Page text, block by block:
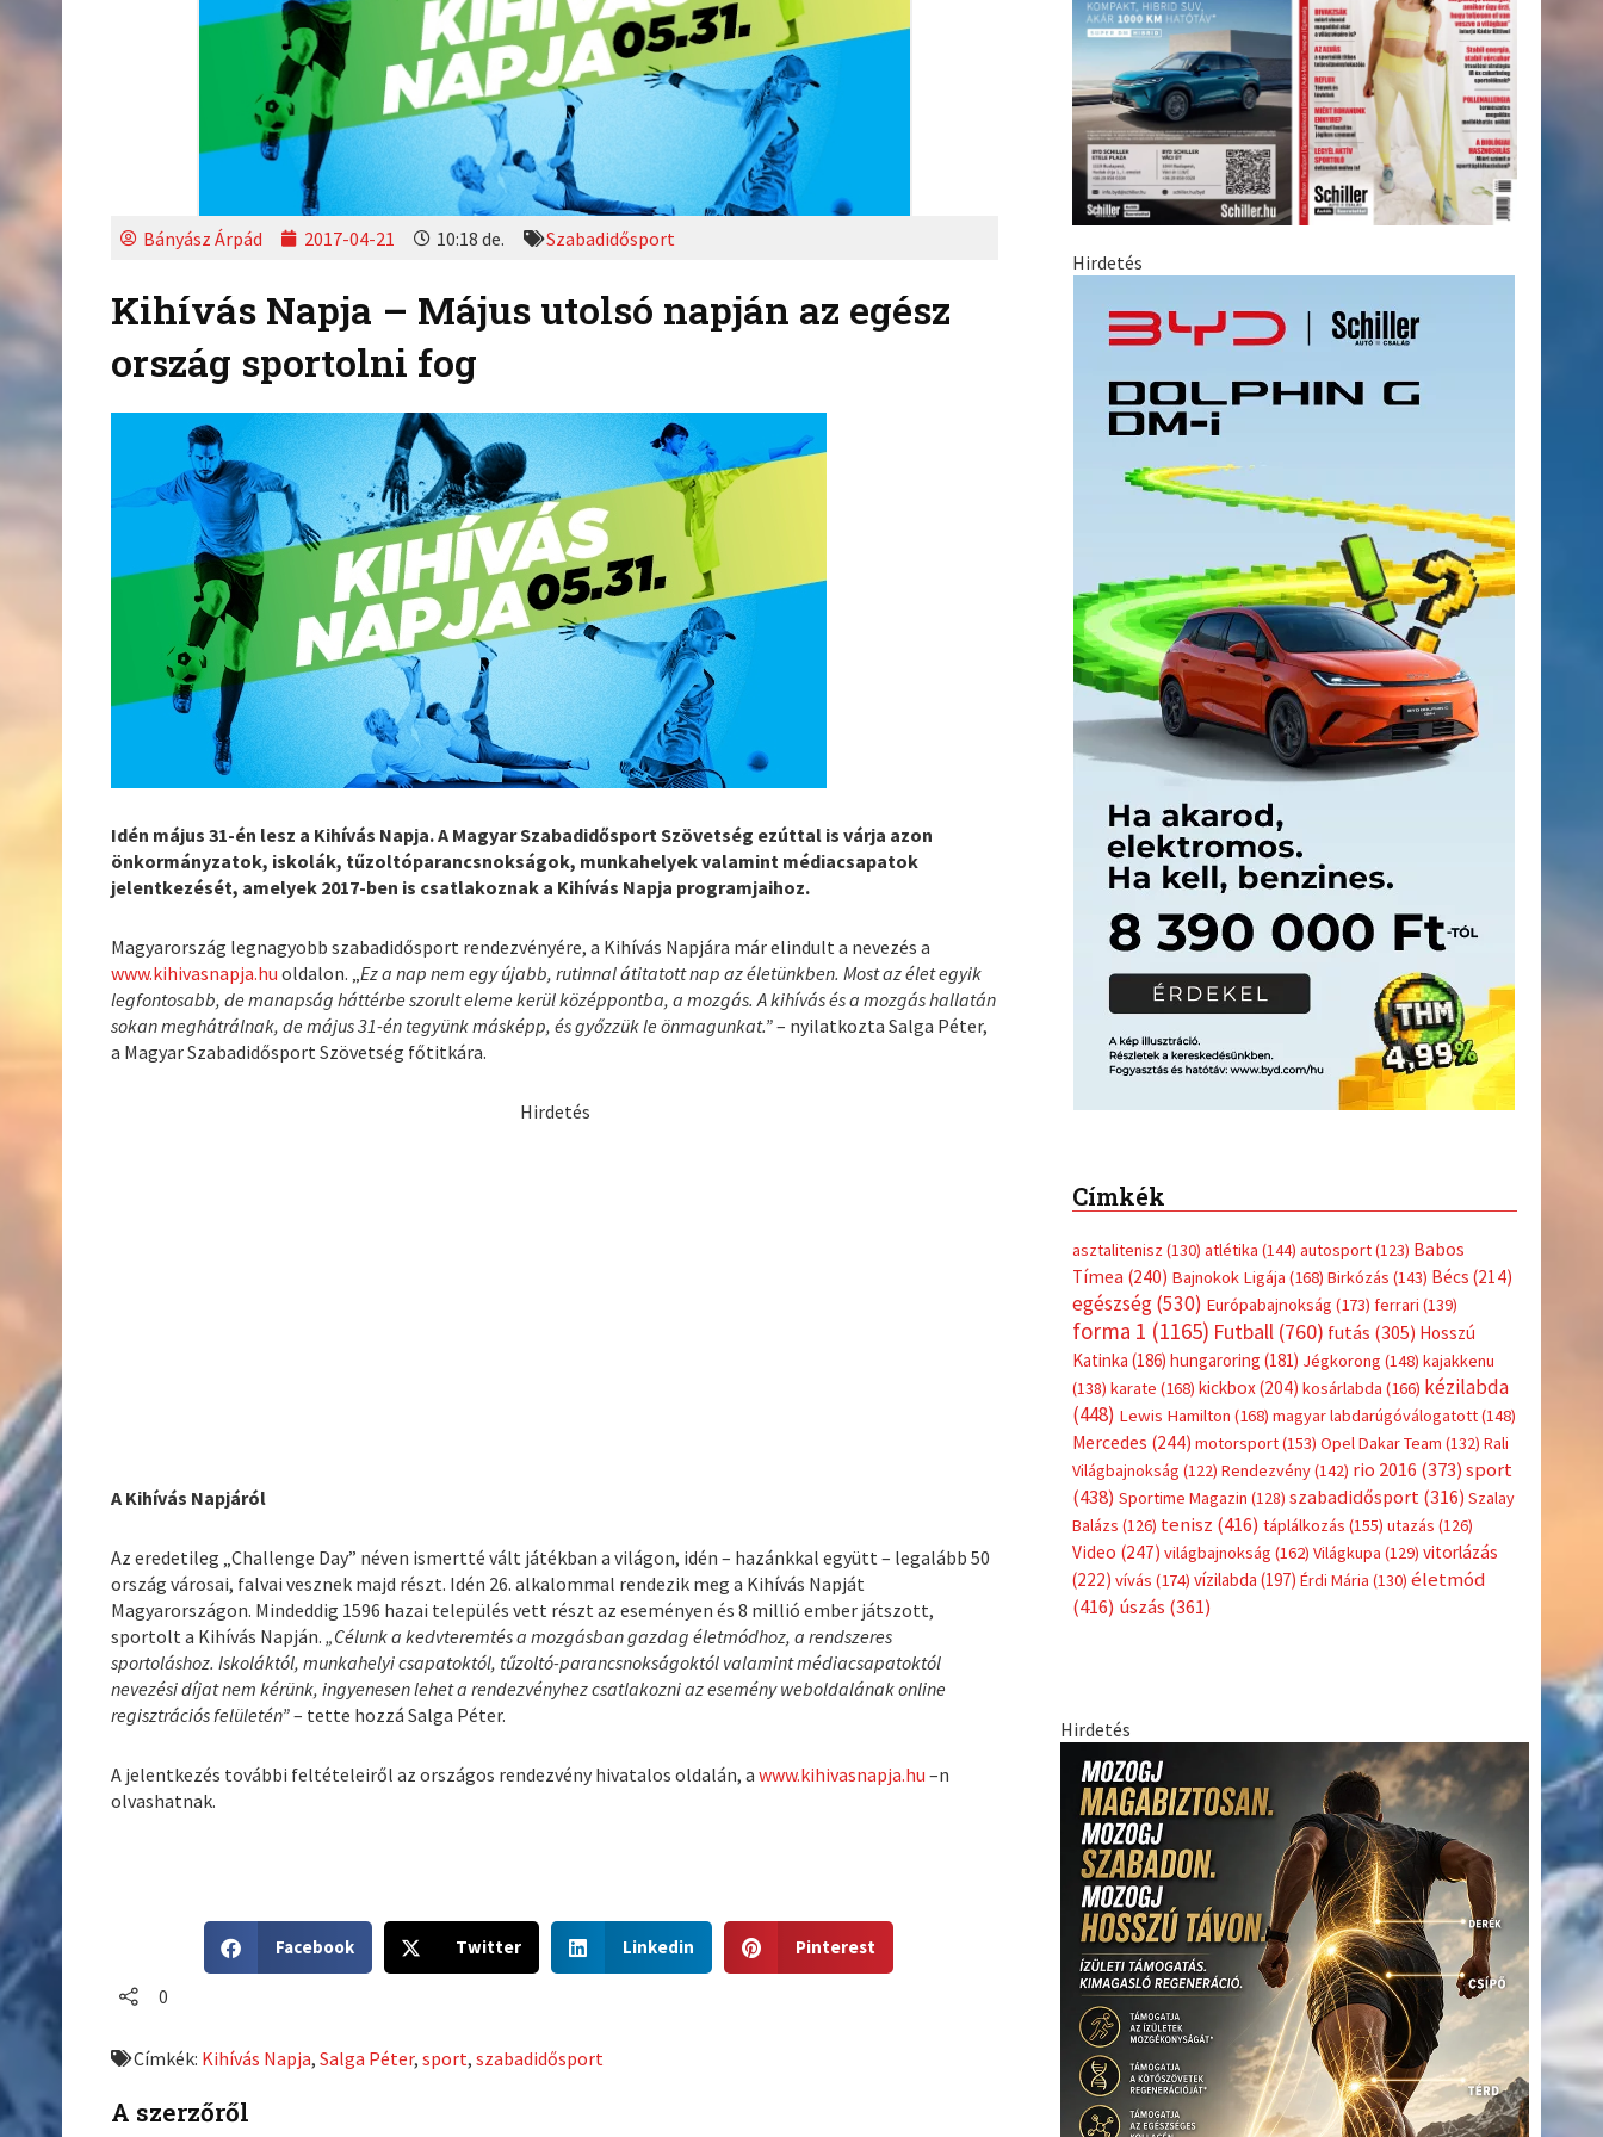
Bányász Árpád 2017-04-21 10:18 de. Szabadidősport
Kihívás Napja – Május utolsó napján az egész
ország sportolni fog
Idén május 31-én lesz a Kihívás Napja. A Magyar Szabadidősport Szövetség ezúttal is várja azon
önkormányzatok, iskolák, tűzoltóparancsnokságok, munkahelyek valamint médiacsapatok
jelentkezését, amelyek 2017-ben is csatlakoznak a Kihívás Napja programjaihoz.
Magyarország legnagyobb szabadidősport rendezvényére, a Kihívás Napjára már elindult a nevezés a
www.kihivasnapja.hu oldalon. „Ez a nap nem egy újabb, rutinnal átitatott nap az életünkben. Most az élet egyik
legfontosabb, de manapság háttérbe szorult eleme kerül középpontba, a mozgás. A kihívás és a mozgás hallatán
sokan meghátrálnak, de május 31-én tegyünk másképp, és győzzük le önmagunkat.”– nyilatkozta Salga Péter,
a Magyar Szabadidősport Szövetség főtitkára.
Hirdetés
A Kihívás Napjáról
Az eredetileg „Challenge Day” néven ismertté vált játékban a világon, idén – hazánkkal együtt – legalább 50
ország városai, falvai vesznek majd részt. Idén 26. alkalommal rendezik meg a Kihívás Napját
Magyarországon. Mindeddig 1596 hazai település vett részt az eseményen és 8 millió ember játszott,
sportolt a Kihívás Napján.„Célunk a kedvteremtés a mozgásban gazdag életmódhoz, a rendszeres
sportoláshoz. Iskoláktól, munkahelyi csapatoktól, tűzoltó-parancsnokságoktól valamint médiacsapatoktól
nevezési díjat nem kérünk, ingyenesen lehet a rendezvényhez csatlakozni az esemény weboldalának online
regisztrációs felületén”– tette hozzá Salga Péter.
A jelentkezés további feltételeiről az országos rendezvény hivatalos oldalán, awww.kihivasnapja.hu –n
olvashatnak.
h
o
f
Facebook
h
o
Twitter
h
o
Linkedin
h
Pinterest
0
Címkék: Kihívás Napja,Salga Péter,sport,szabadidősport
A szerzőről
Hirdetés
Címkék
asztalitenisz (130) atlétika (144) autosport(123) Babos
Tímea (240) Bajnokok Ligája (168) Birkózás (143) Bécs (214)
egészség(530) Európabajnokság (173) ferrari (139)
forma 1 (1165) Futball(760) futás (305) Hosszú
Katinka (186) hungaroring (181) Jégkorong (148) kajakkenu
(138) karate (168) kickbox(204) kosárlabda (166) kézilabda
(448) Lewis Hamilton (168) magyar labdarúgóválogatott(148)
Mercedes (244) motorsport(153) Opel Dakar Team (132) Rali
Világbajnokság (122) Rendezvény(142) rio 2016 (373) sport
(438) Sportime Magazin (128) szabadidősport (316) Szalay
Balázs (126) tenisz (416) táplálkozás (155) utazás (126)
Video (247) világbajnokság (162) Világkupa (129) vitorlázás
(222) vívás (174) vízilabda (197) Érdi Mária (130) életmód
(416) úszás (361)
Hirdetés